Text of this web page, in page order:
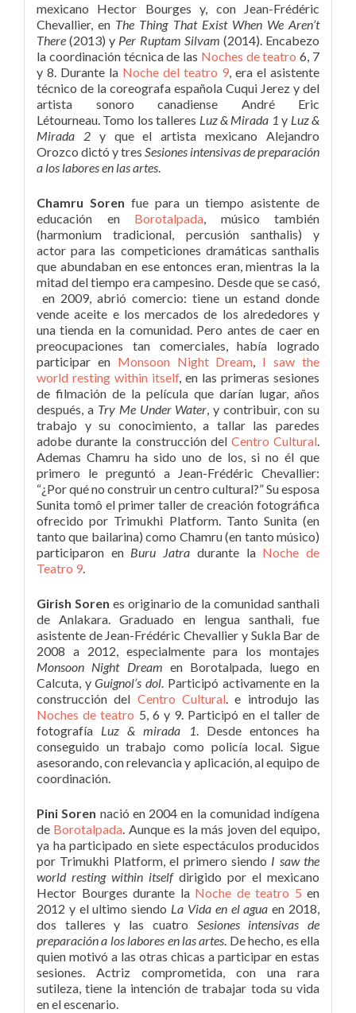
mexicano Hector Bourges y, con Jean-Frédéric
Chevallier, en The Thing That Exist When We Aren’t
There (2013) y Per Ruptam Silvam (2014). Encabezo
la coordinación técnica de las Noches de teatro 6, 7
y 8. Durante la Noche del teatro 9, era el asistente
técnico de la coreografa española Cuqui Jerez y del
artista sonoro canadiense André Eric
Létourneau. Tomo los talleres Luz & Mirada 1 y Luz &
Mirada 2y que el artista mexicano Alejandro
Orozco dictó y tres Sesiones intensivas de preparación
a los labores en las artes.
Chamru Soren fue para un tiempo asistente de
educación en Borotalpada, músico también
(harmonium tradicional, percusión santhalis) y
actor para las competiciones dramáticas santhalis
que abundaban en ese entonces eran, mientras la la
mitad del tiempo era campesino. Desde que se casó,
en 2009, abrió comercio: tiene un estand donde
vende aceite e los mercados de los alrededores y
una tienda en la comunidad. Pero antes de caer en
preocupaciones tan comerciales, había logrado
participar en Monsoon Night Dream, I saw the
world resting within itself, en las primeras sesiones
de filmación de la película que darían lugar, años
después, a Try Me Under Water, y contribuir, con su
trabajo y su conocimiento, a tallar las paredes
adobe durante la construcción del Centro Cultural.
Ademas Chamru ha sido uno de los, si no él que
primero le preguntó a Jean-Frédéric Chevallier:
“¿Por qué no construir un centro cultural?” Su esposa
Sunita tomô el primer taller de creación fotográfica
ofrecido por Trimukhi Platform. Tanto Sunita (en
tanto que bailarina) como Chamru (en tanto músico)
participaron en Buru Jatra durante la Noche de
Teatro 9.
Girish Soren es originario de la comunidad santhali
de Anlakara. Graduado en lengua santhali, fue
asistente de Jean-Frédéric Chevallier y Sukla Bar de
2008 a 2012, especialmente para los montajes
Monsoon Night Dream en Borotalpada, luego en
Calcuta, yGuignol’s dol. Participó activamente en la
construcción del Centro Cultural. e introdujo las
Noches de teatro 5, 6 y 9. Participó en el taller de
fotografía Luz & mirada 1. Desde entonces ha
conseguido un trabajo como policía local. Sigue
asesorando, con relevancia y aplicación, al equipo de
coordinación.
Pini Soren nació en 2004 en la comunidad indígena
de Borotalpada. Aunque es la más joven del equipo,
ya ha participado en siete espectáculos producidos
por Trimukhi Platform, el primero siendo I saw the
world resting within itself dirigido por el mexicano
Hector Bourges durante la Noche de teatro 5 en
2012 y el ultimo siendo La Vida en el agua en 2018,
dos talleres y las cuatro Sesiones intensivas de
preparación a los labores en las artes. De hecho, es ella
quien motivó a las otras chicas a participar en estas
sesiones. Actriz comprometida, con una rara
sutileza, tiene la intención de trabajar toda su vida
en el escenario.